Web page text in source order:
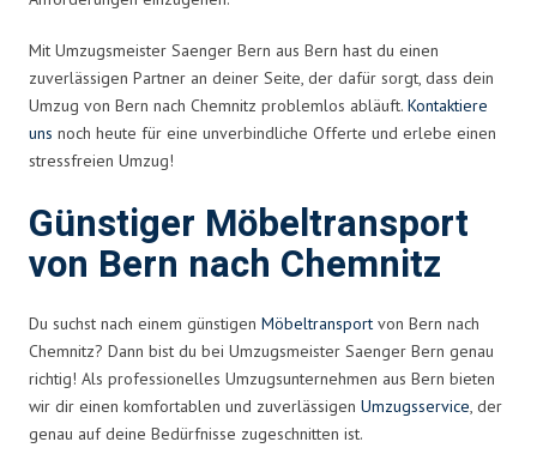
Mit Umzugsmeister Saenger Bern aus Bern hast du einen
zuverlässigen Partner an deiner Seite, der dafür sorgt, dass dein
Umzug von Bern nach Chemnitz problemlos abläuft. Kontaktiere
uns noch heute für eine unverbindliche Offerte und erlebe einen
stressfreien Umzug!
Günstiger Möbeltransport
von Bern nach Chemnitz
Du suchst nach einem günstigen Möbeltransport von Bern nach
Chemnitz? Dann bist du bei Umzugsmeister Saenger Bern genau
richtig! Als professionelles Umzugsunternehmen aus Bern bieten
wir dir einen komfortablen und zuverlässigen Umzugsservice, der
genau auf deine Bedürfnisse zugeschnitten ist.